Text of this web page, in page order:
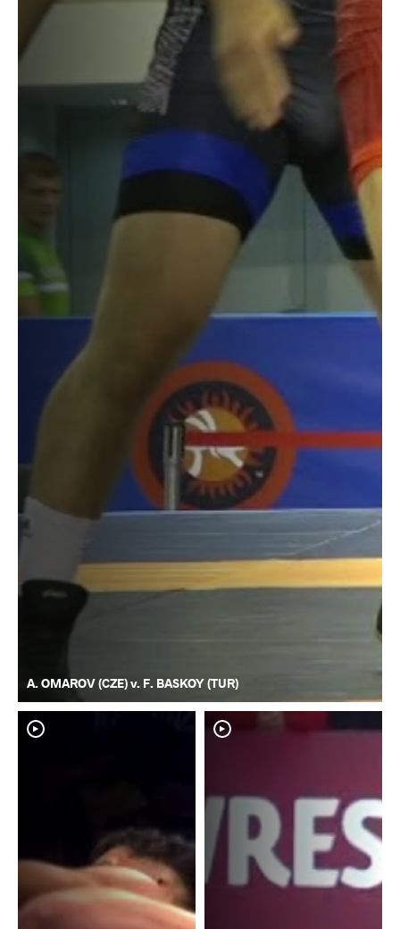
A. OMAROV (CZE) v. F. BASKOY (TUR)